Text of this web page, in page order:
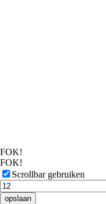
FOK!
FOK!
Scrollbar gebruiken
opslaan